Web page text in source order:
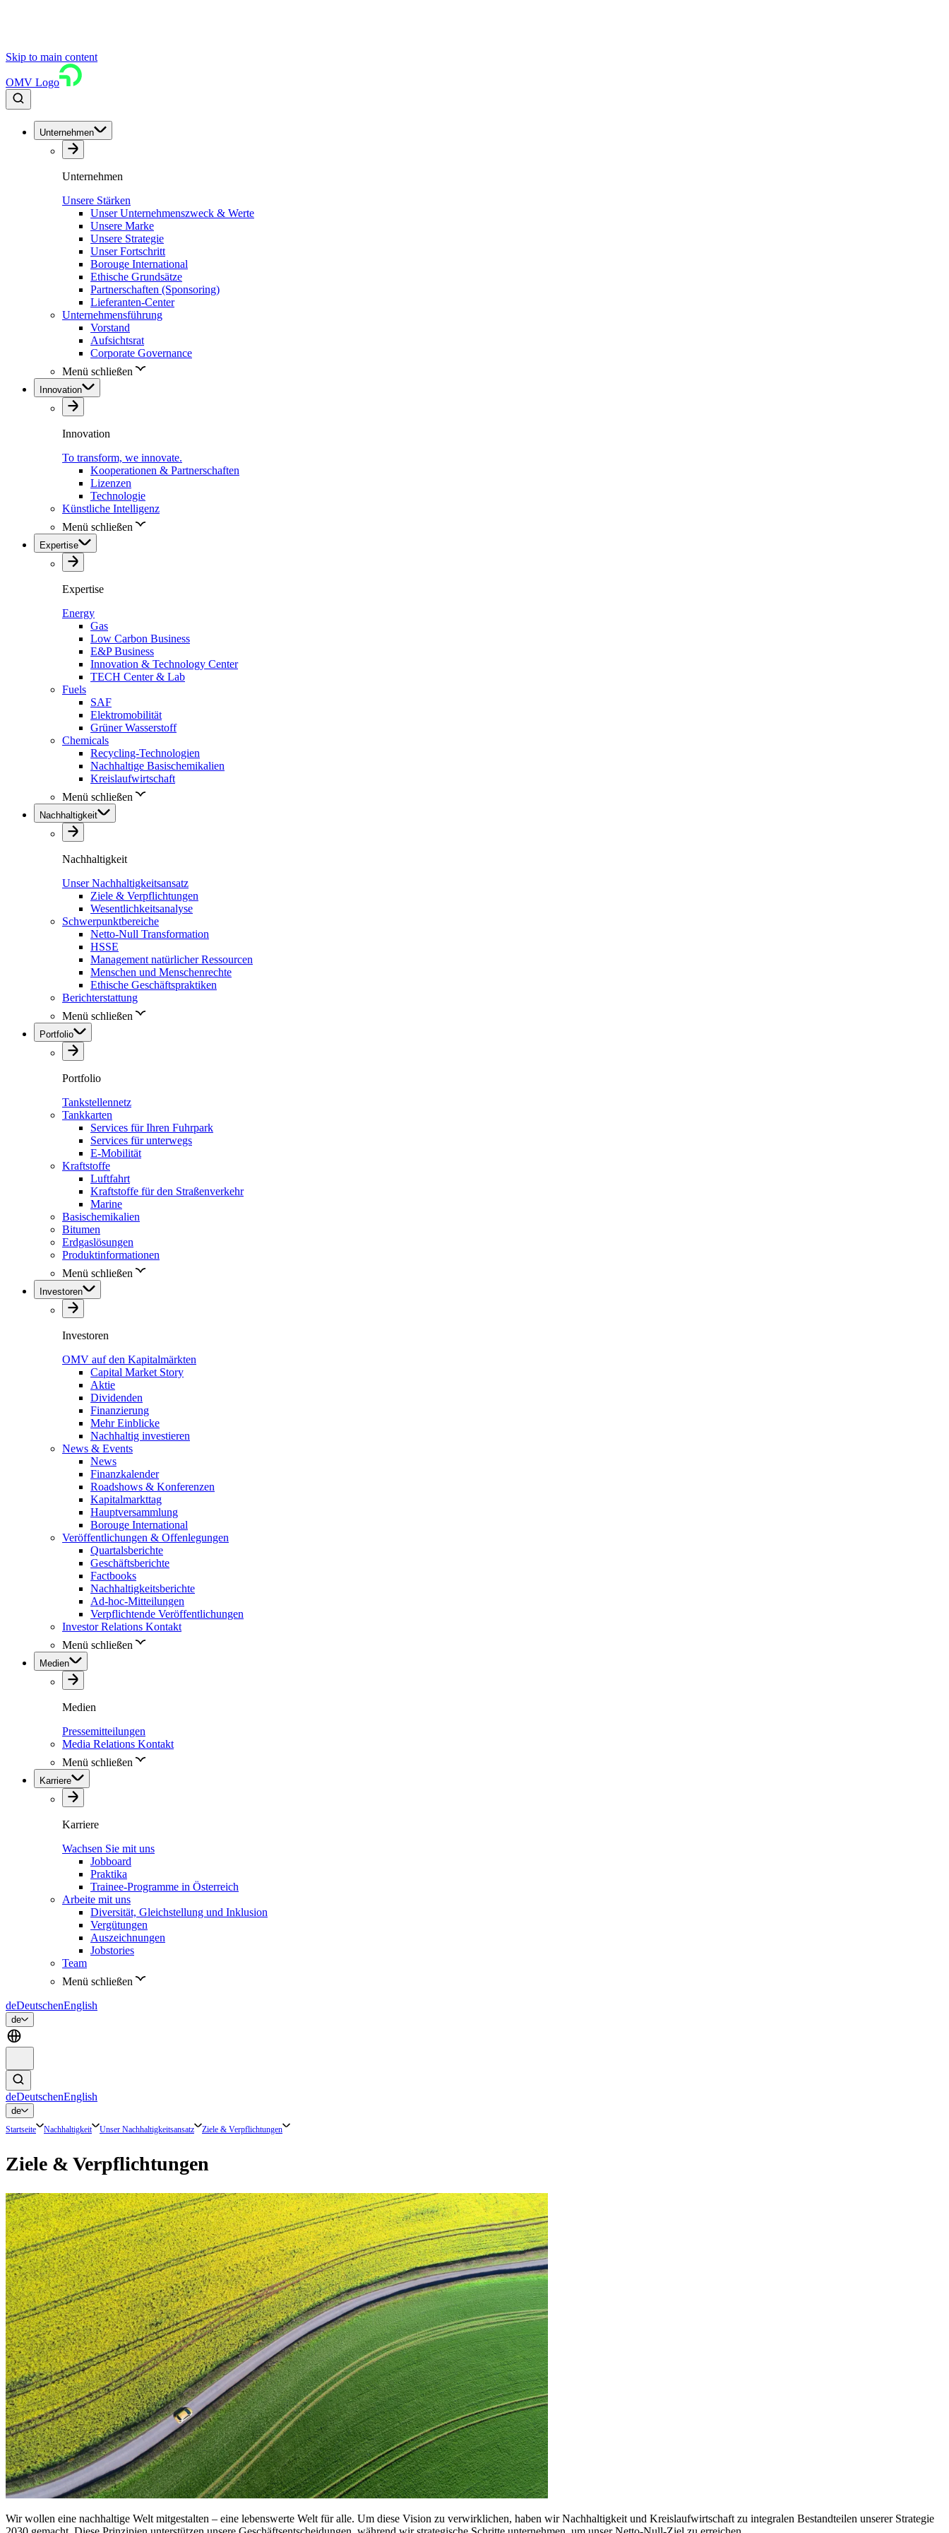
Skip to main content
OMV Logo
Unternehmen
Unternehmen
Unsere Stärken
Unser Unternehmenszweck & Werte
Unsere Marke
Unsere Strategie
Unser Fortschritt
Borouge International
Ethische Grundsätze
Partnerschaften (Sponsoring)
Lieferanten-Center
Unternehmensführung
Vorstand
Aufsichtsrat
Corporate Governance
Menü schließen
Innovation
Innovation
To transform, we innovate.
Kooperationen & Partnerschaften
Lizenzen
Technologie
Künstliche Intelligenz
Menü schließen
Expertise
Expertise
Energy
Gas
Low Carbon Business
E&P Business
Innovation & Technology Center
TECH Center & Lab
Fuels
SAF
Elektromobilität
Grüner Wasserstoff
Chemicals
Recycling-Technologien
Nachhaltige Basischemikalien
Kreislaufwirtschaft
Menü schließen
Nachhaltigkeit
Nachhaltigkeit
Unser Nachhaltigkeitsansatz
Ziele & Verpflichtungen
Wesentlichkeitsanalyse
Schwerpunktbereiche
Netto-Null Transformation
HSSE
Management natürlicher Ressourcen
Menschen und Menschenrechte
Ethische Geschäftspraktiken
Berichterstattung
Menü schließen
Portfolio
Portfolio
Tankstellennetz
Tankkarten
Services für Ihren Fuhrpark
Services für unterwegs
E-Mobilität
Kraftstoffe
Luftfahrt
Kraftstoffe für den Straßenverkehr
Marine
Basischemikalien
Bitumen
Erdgaslösungen
Produktinformationen
Menü schließen
Investoren
Investoren
OMV auf den Kapitalmärkten
Capital Market Story
Aktie
Dividenden
Finanzierung
Mehr Einblicke
Nachhaltig investieren
News & Events
News
Finanzkalender
Roadshows & Konferenzen
Kapitalmarkttag
Hauptversammlung
Borouge International
Veröffentlichungen & Offenlegungen
Quartalsberichte
Geschäftsberichte
Factbooks
Nachhaltigkeitsberichte
Ad-hoc-Mitteilungen
Verpflichtende Veröffentlichungen
Investor Relations Kontakt
Menü schließen
Medien
Medien
Pressemitteilungen
Media Relations Kontakt
Menü schließen
Karriere
Karriere
Wachsen Sie mit uns
Jobboard
Praktika
Trainee-Programme in Österreich
Arbeite mit uns
Diversität, Gleichstellung und Inklusion
Vergütungen
Auszeichnungen
Jobstories
Team
Menü schließen
deDeutschenEnglish
de
deDeutschenEnglish
de
Startseite Nachhaltigkeit Unser Nachhaltigkeitsansatz Ziele & Verpflichtungen
Ziele & Verpflichtungen
Wir wollen eine nachhaltige Welt mitgestalten – eine lebenswerte Welt für alle. Um diese Vision zu verwirklichen, haben wir Nachhaltigkeit und Kreislaufwirtschaft zu integralen Bestandteilen unserer Strategie